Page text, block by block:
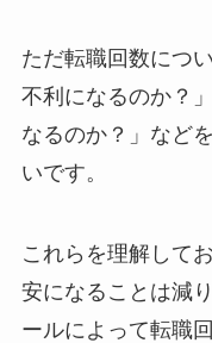
ただ転職回数につ
不利になるのか？
なるのか？」など
いです。
これらを理解して
安になることは減
ールによって転職